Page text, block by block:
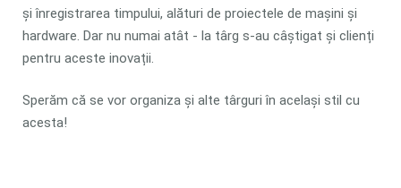
și înregistrarea timpului, alături de proiectele de mașini și
hardware. Dar nu numai atât - la târg s-au câștigat și clienți
pentru aceste inovații.
Sperăm că se vor organiza și alte târguri în același stil cu
acesta!